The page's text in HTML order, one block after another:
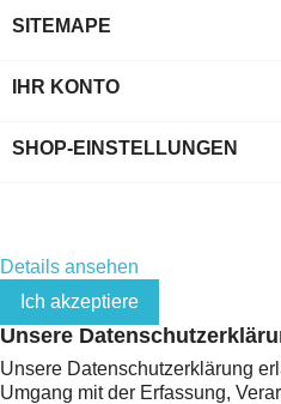
SITEMAPE
IHR KONTO
SHOP-EINSTELLUNGEN
Details ansehen
Ich akzeptiere
Unsere
Unsere Datenschutzerklärung
Umgang mit der Erfassung,